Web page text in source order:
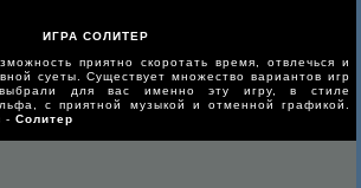
ИГРА СОЛИТЕР
приятно скоротать время, отвлечься и
суеты. Существует множество вариантов игр
для вас именно эту игру, в стиле
с приятной музыкой и отменной графикой.
-Солитер